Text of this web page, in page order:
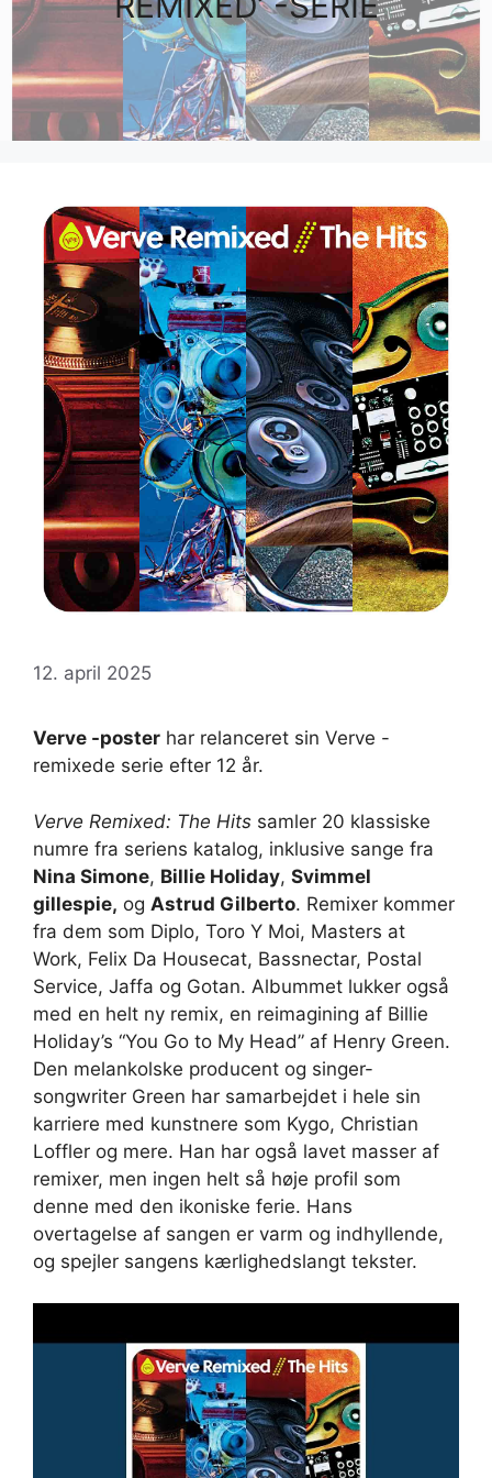
12. april 2025
Verve -poster har relanceret sin Verve -
remixede serie efter 12 år.
Verve Remixed: The Hits samler 20 klassiske
numre fra seriens katalog, inklusive sange fra
Nina Simone, Billie Holiday, Svimmel
gillespie, og Astrud Gilberto. Remixer kommer
fra dem som Diplo, Toro Y Moi, Masters at
Work, Felix Da Housecat, Bassnectar, Postal
Service, Jaffa og Gotan. Albummet lukker også
med en helt ny remix, en reimagining af Billie
Holiday’s “You Go to My Head” af Henry Green.
Den melankolske producent og singer-
songwriter Green har samarbejdet i hele sin
karriere med kunstnere som Kygo, Christian
Loffler og mere. Han har også lavet masser af
remixer, men ingen helt så høje profil som
denne med den ikoniske ferie. Hans
overtagelse af sangen er varm og indhyllende,
og spejler sangens kærlighedslangt tekster.